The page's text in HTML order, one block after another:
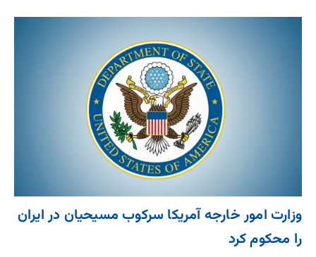
وزارت امور خارجه آمریکا سرکوب مسیحیان در ایران
را محکوم کرد